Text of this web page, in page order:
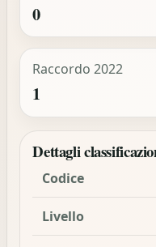
0
Raccordo 2022
1
Dettagli
Codice
Livello